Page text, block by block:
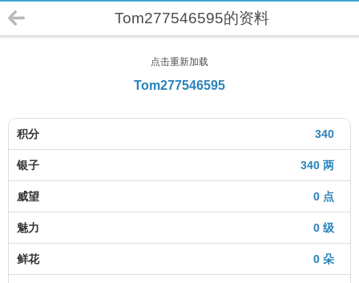
Tom277546595的资料
点击重新加载
Tom277546595
340
积分
340 两
银子
0 点
威望
0 级
魅力
0 朵
鲜花